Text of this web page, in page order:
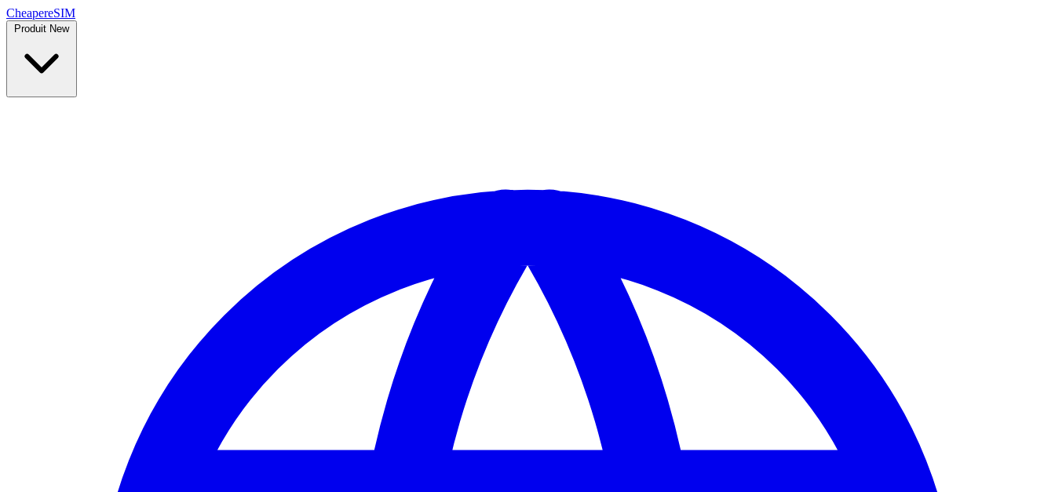
CheapereSIM
Produit New